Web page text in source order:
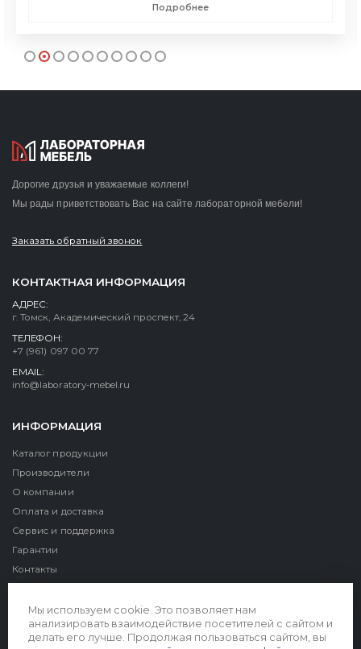
Подробнее
Дорогие друзья и уважаемые коллеги!
Мы рады приветствовать Вас на сайте лабораторной мебели!
Заказать обратный звонок
КОНТАКТНАЯ ИНФОРМАЦИЯ
АДРЕС:
г. Томск, Академический проспект, 24
ТЕЛЕФОН:
+7 (961) 097 00 77
EMAIL:
info@laboratory-mebel.ru
ИНФОРМАЦИЯ
Каталог продукции
Производители
О компании
Оплата и доставка
Сервис и поддержка
Гарантии
Контакты
Мы используем cookie. Это позволяет нам
анализировать взаимодействие посетителей с сайтом и
делать его лучше. Продолжая пользоваться сайтом, вы